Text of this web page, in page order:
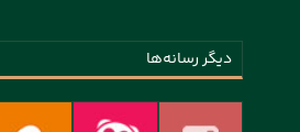
دیگر رسانه‌ها